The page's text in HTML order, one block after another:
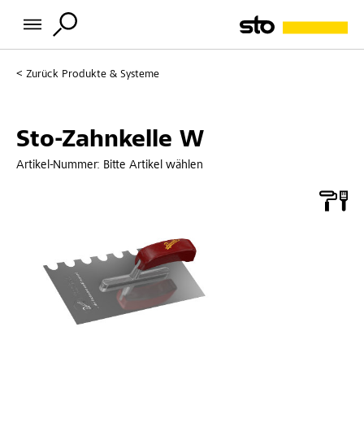
Zurück Produkte & Systeme
Sto-Zahnkelle W
Artikel-Nummer: Bitte Artikel wählen